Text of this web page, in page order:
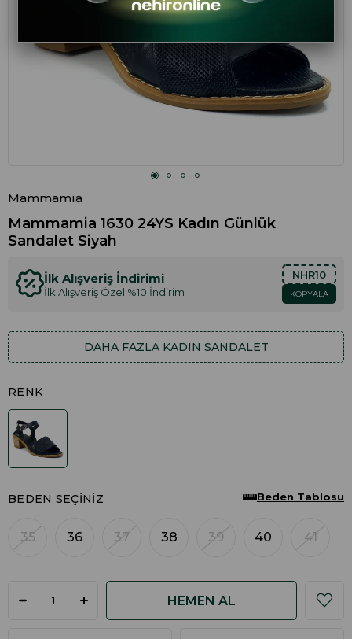
Mammamia
Mammamia 1630 24YS Kadın Günlük
Sandalet Siyah
İlk Alışveriş İndirimi
İlk Alışveriş Özel %10 İndirim
NHR10
KOPYALA
DAHA FAZLA KADIN SANDALET
RENK
BEDEN SEÇINIZ
35 36 37 38 39 40 41
Beden Tablosu